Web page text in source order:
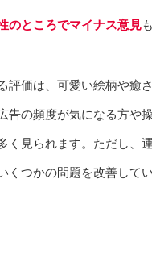
のところでマイナス意見
評価は、可愛い絵柄や癒
告の頻度が気になる方や
く見られます。ただし、
くつかの問題を改善して